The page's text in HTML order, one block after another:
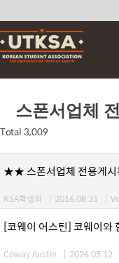
Skip
to
content
스폰서업체
Total 3,009
★★ 스폰서업체 전용게
KSA학생회 | 2016.08.31 |
[코웨이 어스틴] 코웨이와
Coway Austin | 2026.05.12